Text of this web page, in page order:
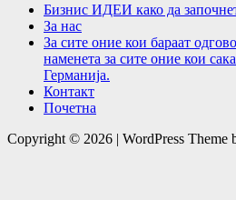
Бизнис ИДЕИ како да
За нас
За сите оние кои бараат
наменета за сите оние кои
Германија.
Контакт
Почетна
Copyright © 2026 | WordPress Theme